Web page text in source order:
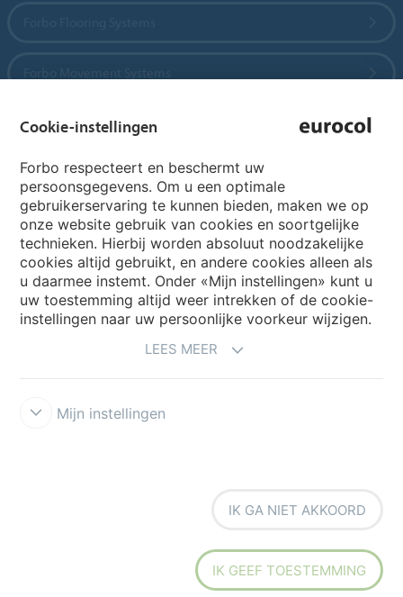
Choose your country
My Forbo
Archief webinars
Archief webinars architecten
Cookie-instellingen
Forbo respecteert en beschermt uw
persoonsgegevens. Om u een optimale
gebruikerservaring te kunnen bieden, maken we op
onze website gebruik van cookies en soortgelijke
technieken. Hierbij worden absoluut noodzakelijke
cookies altijd gebruikt, en andere cookies alleen als
u daarmee instemt. Onder «Mijn instellingen» kunt u
uw toestemming altijd weer intrekken of de cookie-
instellingen naar uw persoonlijke voorkeur wijzigen.
LEES MEER
Mijn instellingen
IK GA NIET AKKOORD
IK GEEF TOESTEMMING